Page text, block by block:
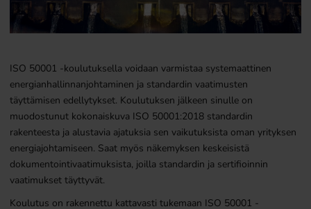
ISO 50001 -koulutuksella voidaan varmistaa systemaattinen
energianhallinnanjohtaminen ja standardin vaatimusten
täyttämisen edellytykset. Koulutuksen jälkeen sinulle on
muodostunut kokonaiskuva ISO 50001:2018 standardin
rakenteesta ja alustavia ajatuksia sen vaikutuksista oman yrityksen
energiajohtamiseen. Saat myös näkemyksen keskeisistä
dokumentointivaatimuksista, joilla standardin ja sertifioinnin
vaatimukset täyttyvät.
Koulutus on rakennettu kattavasti tukemaan ISO 50001 -